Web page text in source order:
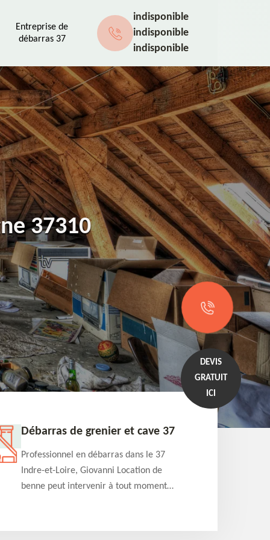
Entreprise de
débarras 37
indisponible
indisponible
indisponible
37310
DEVIS
GRATUIT
ICI
Débarras de grenier et cave 37
Professionnel en débarras dans le 37
Indre-et-Loire, Giovanni Location de
benne peut intervenir à tout moment
détaillé offert